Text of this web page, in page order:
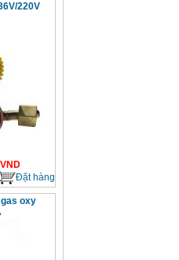
220V
VND
Đặt hàng
gas oxy